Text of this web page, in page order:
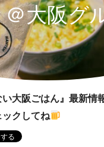
大阪グ
い大阪ごはん』最新情
ックしてね